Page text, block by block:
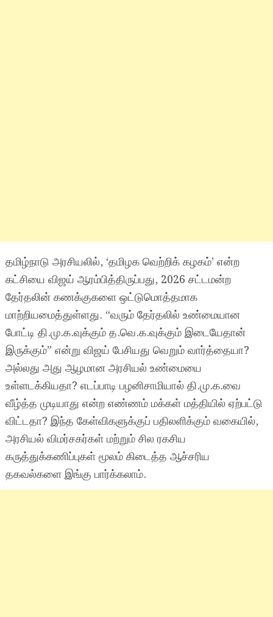
தமிழ்நாடு அரசியலில், ‘தமிழக வெற்றிக் கழகம்’ என்ற
கட்சியை விஜய் ஆரம்பித்திருப்பது, 2026 சட்டமன்ற
தேர்தலின் கணக்குகளை ஒட்டுமொத்தமாக
மாற்றியமைத்துள்ளது. “வரும் தேர்தலில் உண்மையான
போட்டி தி.மு.க.வுக்கும் த.வெ.க.வுக்கும் இடையேதான்
இருக்கும்” என்று விஜய் பேசியது வெறும் வார்த்தையா?
அல்லது அது ஆழமான அரசியல் உண்மையை
உள்ளடக்கியதா? எடப்பாடி பழனிசாமியால் தி.மு.க.வை
வீழ்த்த முடியாது என்ற எண்ணம் மக்கள் மத்தியில் ஏற்பட்டு
விட்டதா? இந்த கேள்விகளுக்குப் பதிலளிக்கும் வகையில்,
அரசியல் விமர்சகர்கள் மற்றும் சில ரகசிய
கருத்துக்கணிப்புகள் மூலம் கிடைத்த ஆச்சரிய
தகவல்களை இங்கு பார்க்கலாம்.